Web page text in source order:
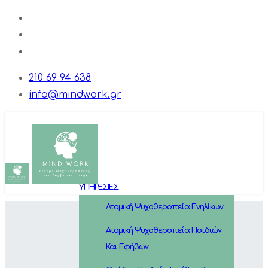
210 69 94 638
info@mindwork.gr
ΥΠΗΡΕΣΙΕΣ
Ατομική Ψυχοθεραπεία Ενηλίκων
Ατομική Ψυχοθεραπεία Παιδιών
Και Εφήβων